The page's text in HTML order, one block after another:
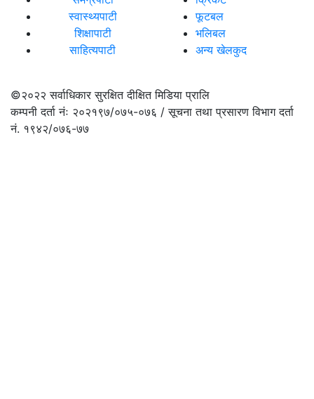
स्वास्थ्यपाटी
शिक्षापाटी
साहित्यपाटी
फूटबल
भलिबल
अन्य खेलकुद
©२०२२सर्वाधिकार सुरक्षित दीक्षित मिडिया प्रालि
कम्पनी दर्ता नंः २०२१९७/०७५-०७६ / सूचना तथा प्रसारण विभाग दर्ता
नं. १९४२/०७६-७७